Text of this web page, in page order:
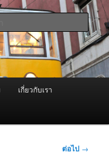
วัน Best
และ อะไหล่
ยความจริงใจ
ค้นหา
เกี่ยวกับเรา
ต่อไป →